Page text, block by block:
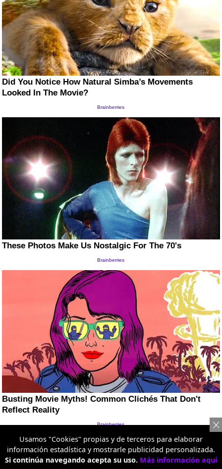
Usamos "Cookies" propias y de terceros para elaborar
información estadística y mostrarle publicidad personalizada.
Si continúa navegando acepta su uso. Más información aquí